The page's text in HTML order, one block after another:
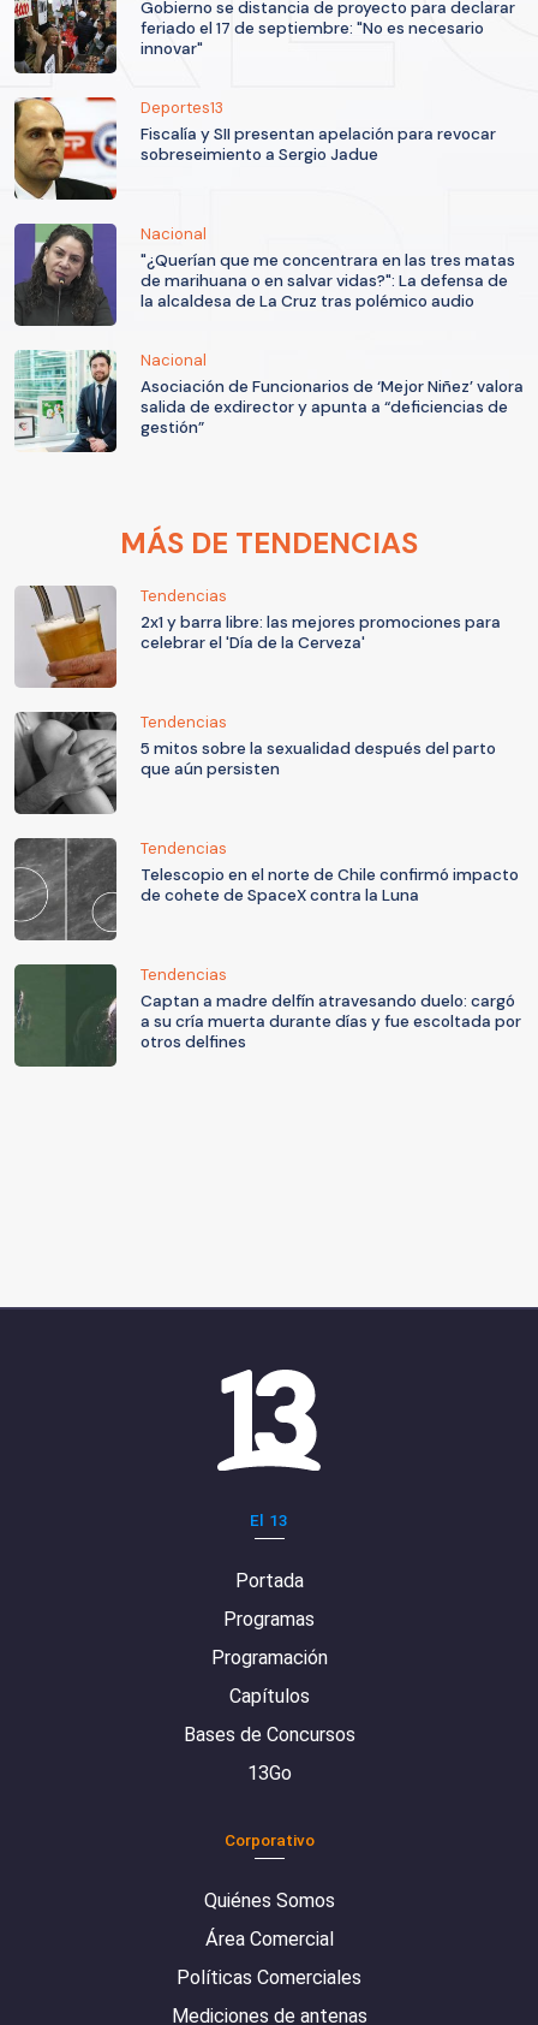
Gobierno se distancia de proyecto para declarar
feriado el 17 de septiembre: "No es necesario
innovar"
Deportes13
Fiscalía y SII presentan apelación para revocar
sobreseimiento a Sergio Jadue
Nacional
"¿Querían que me concentrara en las tres matas
de marihuana o en salvar vidas?": La defensa de
la alcaldesa de La Cruz tras polémico audio
Nacional
Asociación de Funcionarios de ‘Mejor Niñez’ valora
salida de exdirector y apunta a “deficiencias de
gestión”
MÁS DE TENDENCIAS
Tendencias
2x1 y barra libre: las mejores promociones para
celebrar el 'Día de la Cerveza'
Tendencias
5 mitos sobre la sexualidad después del parto
que aún persisten
Tendencias
Telescopio en el norte de Chile confirmó impacto
de cohete de SpaceX contra la Luna
Tendencias
Captan a madre delfín atravesando duelo: cargó
a su cría muerta durante días y fue escoltada por
otros delfines
El 13
Portada
Programas
Programación
Capítulos
Bases de Concursos
13Go
Corporativo
Quiénes Somos
Área Comercial
Políticas Comerciales
Mediciones de antenas